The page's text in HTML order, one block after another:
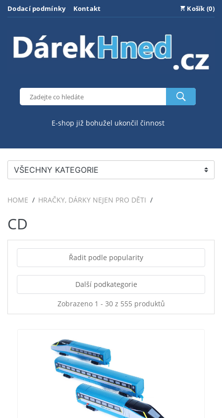
Dodací podmínky Kontakt Košík (0)
E-shop již bohužel ukončil činnost
VŠECHNY KATEGORIE
HOME HRAČKY, DÁRKY NEJEN PRO DĚTI
CD
Řadit podle popularity
Další podkategorie
Zobrazeno 1 - 30 z 555 produktů